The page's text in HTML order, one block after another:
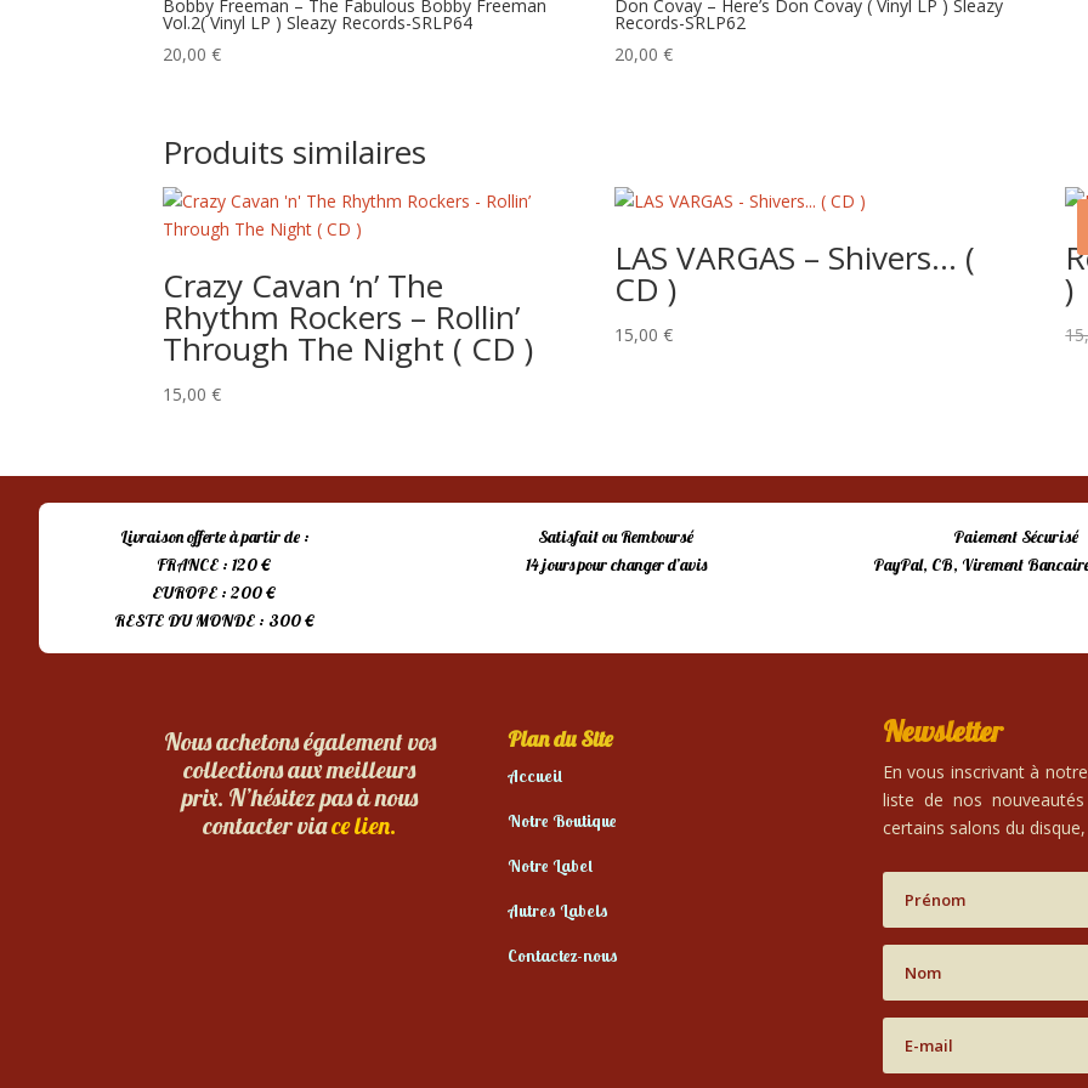
Bobby Freeman – The Fabulous Bobby Freeman
Vol.2( Vinyl LP ) Sleazy Records-SRLP64
20,00€
Don Covay – Here’s Don Covay ( Vinyl LP ) Sleazy
Records-SRLP62
20,00 €
Produits similaires
Crazy Cavan ‘n’ The
Rhythm Rockers – Rollin’
Through The Night ( CD )
15,00€
LAS VARGAS – Shivers… (
CD )
15,00 €
)
Livraison offerte à partir de :
FRANCE : 120 €
EUROPE : 200 €
RESTE DU MONDE : 300 €
Satisfait ou Remboursé
14 jours pour changer d’avis
Paiement Sécurisé
PayPal, CB, Virement Bancaire
Nous achetons également vos
collections aux meilleurs
prix. N’hésitez pas à nous
contacter viace lien.
Plan du Site
Accueil
Notre Boutique
Notre Label
Autres Labels
Contactez-nous
Newsletter
En vous inscrivant à
liste de nos
certains salons du